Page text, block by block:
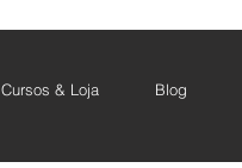
Cursos & Loja Blog